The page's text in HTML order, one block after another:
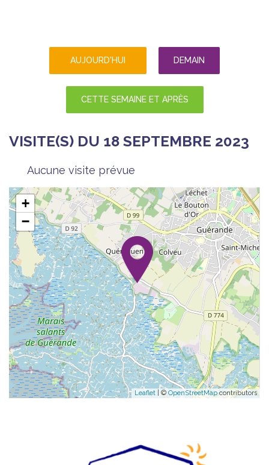
AUJOURD'HUI DEMAIN
CETTE SEMAINE ET APRÈS
VISITE(S) DU 18 SEPTEMBRE 2023
Aucune visite prévue
+
−
Leaflet | © OpenStreetMapcontributors